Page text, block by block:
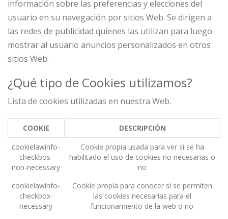
información sobre las preferencias y elecciones del
usuario en su navegación por sitios Web. Se dirigen a
las redes de publicidad quienes las utilizan para luego
mostrar al usuario anuncios personalizados en otros
sitios Web.
¿Qué tipo de Cookies utilizamos?
Lista de cookies utilizadas en nuestra Web.
COOKIE
DESCRIPCIÓN
cookielawinfo-
checkbos-
non-necessary
Cookie propia usada para ver si se ha
habilitado el uso de cookies no necesarias o
no
cookielawinfo-
checkbox-
necessary
Cookie propia para conocer si se permiten
las cookies necesarias para el
funcionamiento de la web o no